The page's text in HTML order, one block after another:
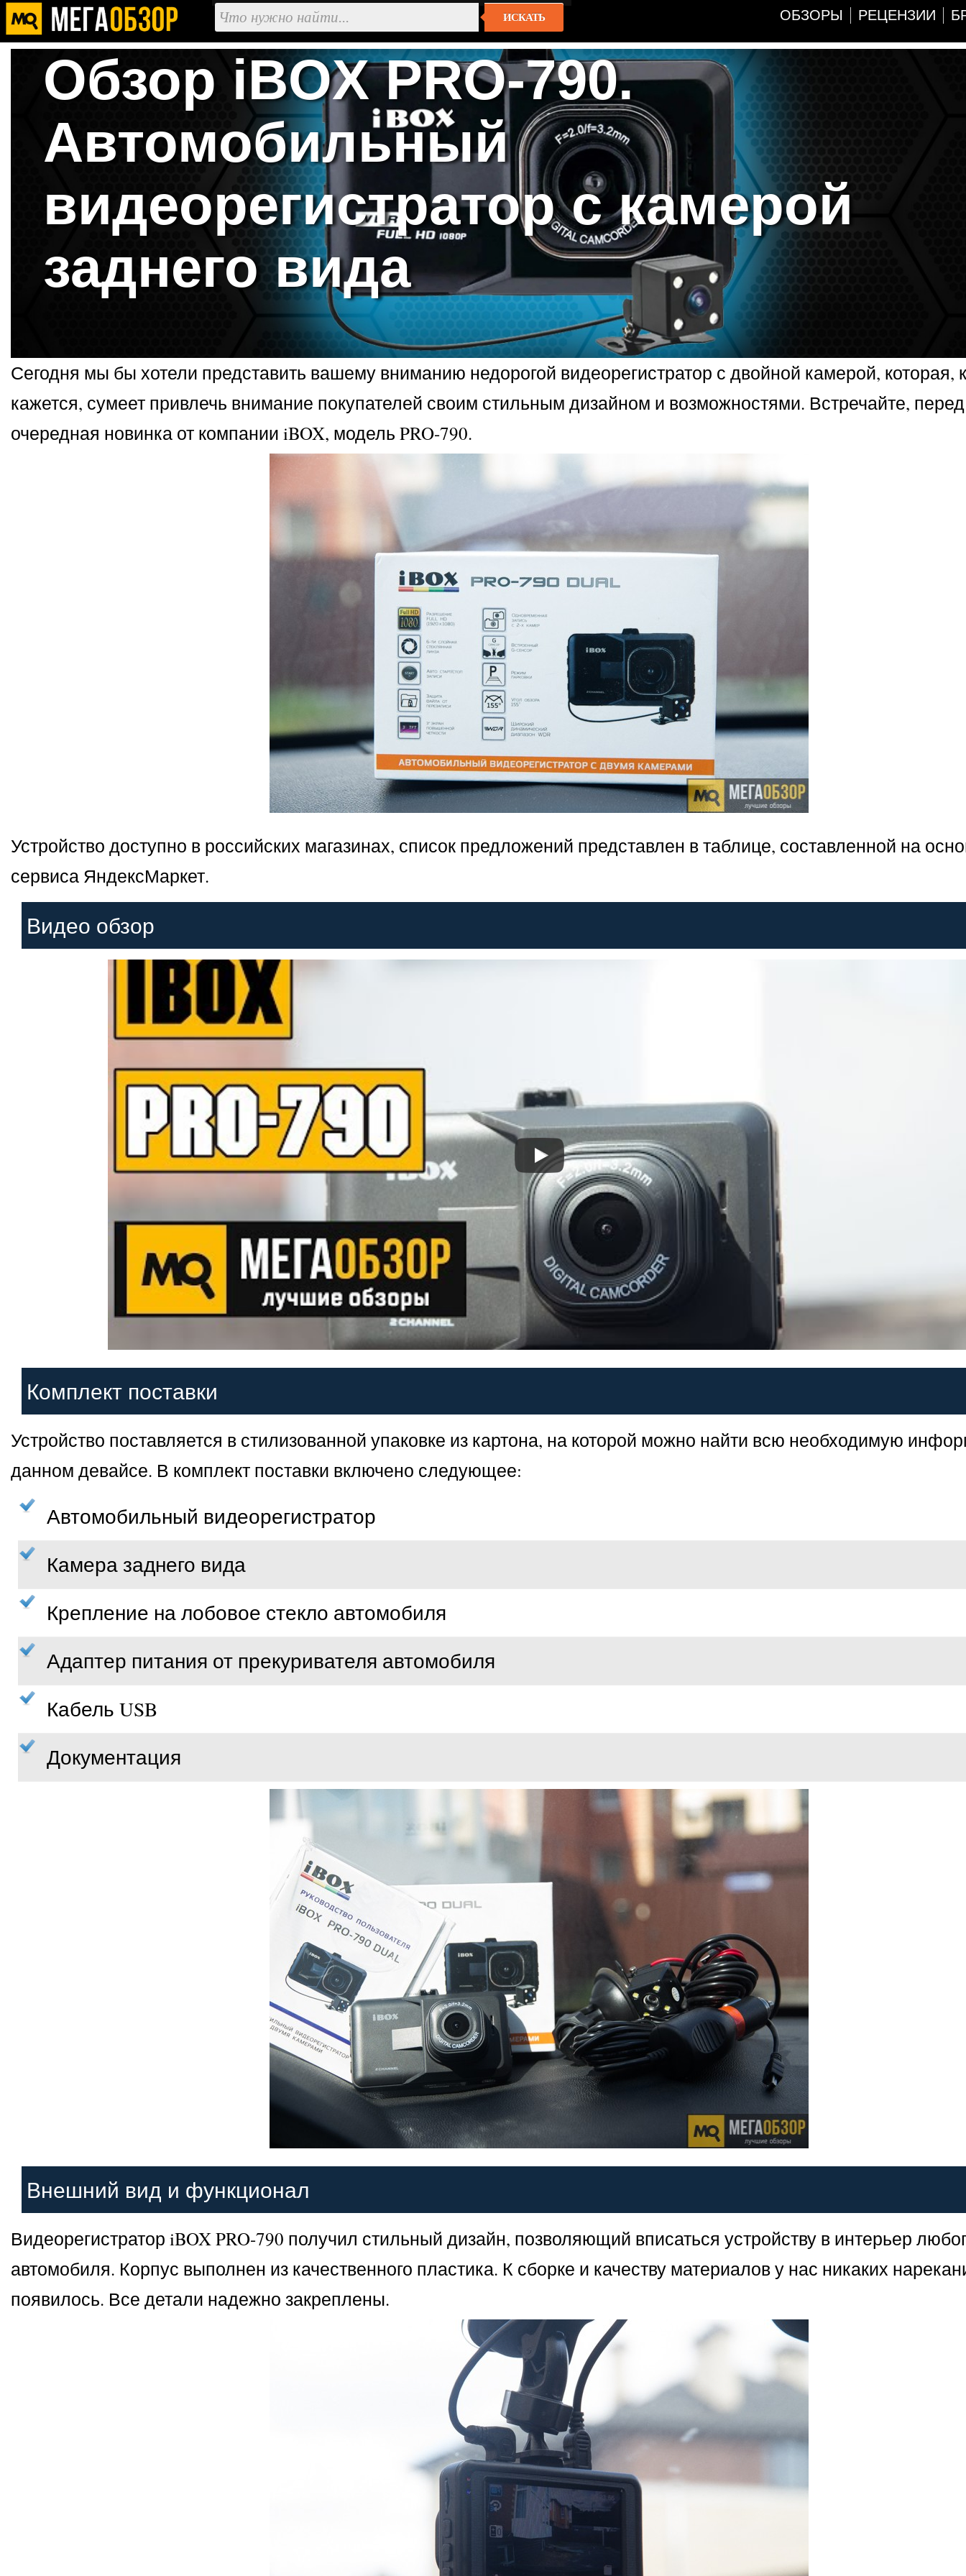
ИСКАТЬ ОБЗОРЫ РЕЦЕНЗИИ
Обзор iBOX PRO-790.
Автомобильный
видеорегистратор с камерой
заднего вида
Сегодня мы бы хотели представить вашему вниманию недорогой видеорегистратор с двойной камерой, которая,
кажется, сумеет привлечь внимание покупателей своим стильным дизайном и возможностями. Встречайте,
очередная новинка от компании iBOX, модель PRO-790.
Устройство доступно в российских магазинах, список предложений представлен в таблице, составленной на
сервиса ЯндексМаркет.
Видео обзор
Комплект поставки
Устройство поставляется в стилизованной упаковке из картона, на которой можно найти всю необходимую
данном девайсе. В комплект поставки включено следующее:
Автомобильный видеорегистратор
Камера заднего вида
Крепление на лобовое стекло автомобиля
Адаптер питания от прекуривателя автомобиля
Кабель USB
Документация
Внешний вид и функционал
Видеорегистратор iBOX PRO-790 получил стильный дизайн, позволяющий вписаться устройству в интерьер
автомобиля. Корпус выполнен из качественного пластика. К сборке и качеству материалов у нас никаких
появилось. Все детали надежно закреплены.